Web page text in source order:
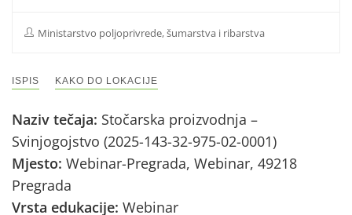
Ministarstvo poljoprivrede, šumarstva i ribarstva
ISPIS KAKO DO LOKACIJE
Naziv tečaja: Stočarska proizvodnja –
Svinjogojstvo (2025-143-32-975-02-0001)
Mjesto: Webinar-Pregrada, Webinar, 49218
Pregrada
Vrsta edukacije: Webinar